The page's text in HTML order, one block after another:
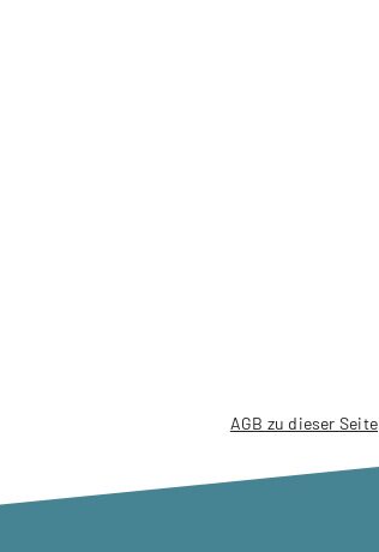
AGB zu dieser Seite